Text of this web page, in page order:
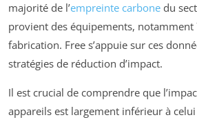
majorité de l’empreinte carbone du
provient des équipements, notamment
fabrication. Free s’appuie sur ces
stratégies de réduction d’impact.
Il est crucial de comprendre que
appareils est largement inférieur à